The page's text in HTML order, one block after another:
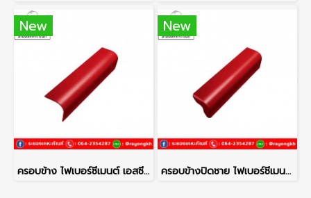
New
ครอบข้าง ไฟเบอร์ซีเมนต์ เอสซีจี รุ่นลอนคู่ สีแดงประกายมุก
New
ครอบข้างปิดชาย ไฟเบอร์ซีเมนต์ เอสซีจี รุ่นลอนคู่ สีแดงประกายมุก